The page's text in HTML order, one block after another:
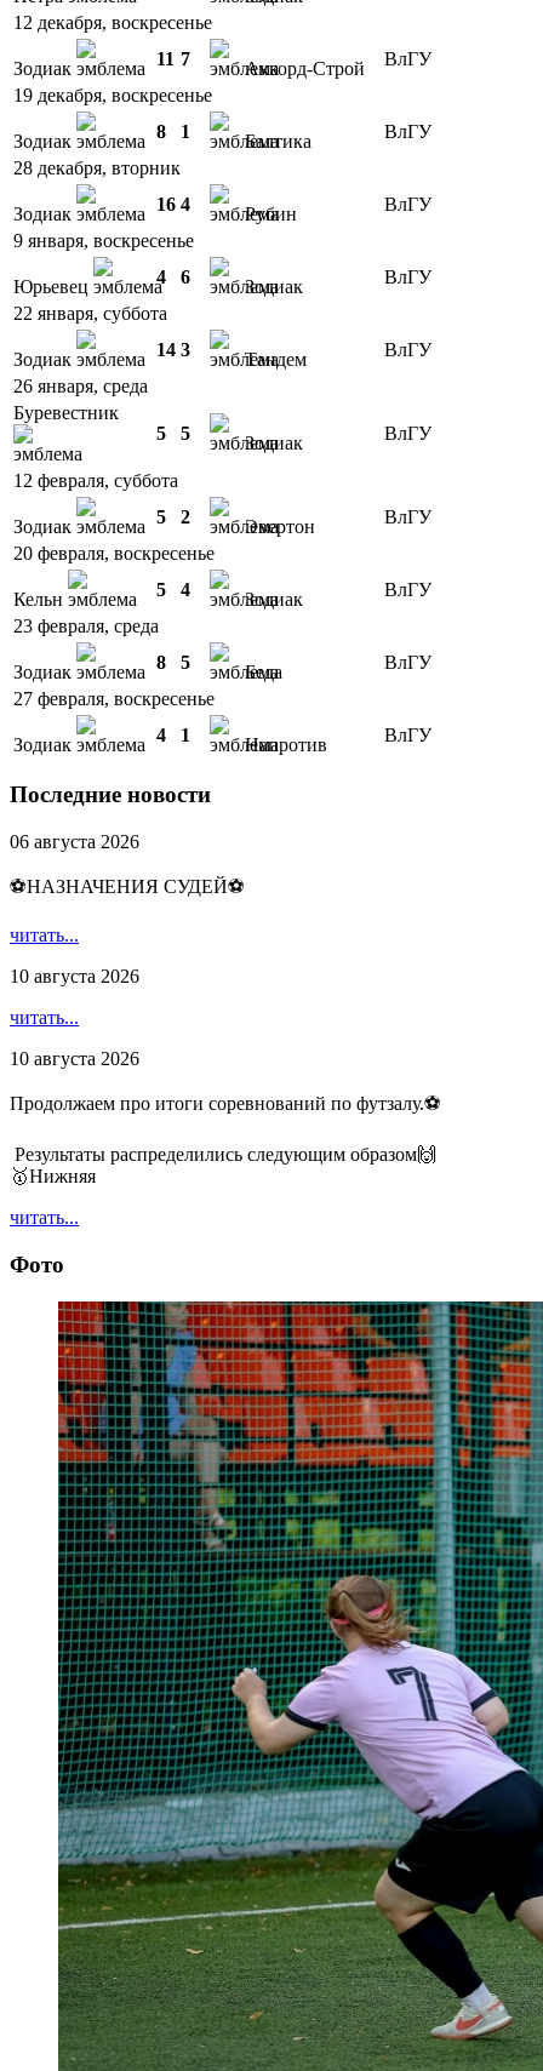
12 декабря, воскресенье
Зодиак 11 7 Аккорд-Строй
ВлГУ
19 декабря, воскресенье
Зодиак 8 1 Балтика
ВлГУ
28 декабря, вторник
Зодиак 16 4 Рубин
ВлГУ
9 января, воскресенье
Юрьевец 4 6 Зодиак
ВлГУ
22 января, суббота
Зодиак 14 3 Тандем
ВлГУ
26 января, среда
Буревестник
5
5 Зодиак ВлГУ
12 февраля, суббота
Зодиак 5 2 Эвертон
ВлГУ
20 февраля, воскресенье
Кельн 5 4 Зодиак
ВлГУ
23 февраля, среда
Зодиак 8 5 Беда
ВлГУ
27 февраля, воскресенье
Зодиак 4 1 Напротив ВлГУ
Последние новости
06 августа 2026
⚽НАЗНАЧЕНИЯ СУДЕЙ⚽
читать...
10 августа 2026
читать...
10 августа 2026
Продолжаем про итоги соревнований по футзалу.⚽️
Результаты распределились следующим образом🙌
🥇Нижняя
читать...
Фото